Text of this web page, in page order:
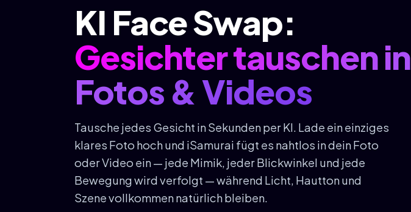
KI Face Swap:
Gesichter tauschen in
Fotos & Videos
Tausche jedes Gesicht in Sekunden per KI. Lade ein einziges
klares Foto hoch und iSamurai fügt es nahtlos in dein Foto
oder Video ein — jede Mimik, jeder Blickwinkel und jede
Bewegung wird verfolgt — während Licht, Hautton und
Szene vollkommen natürlich bleiben.